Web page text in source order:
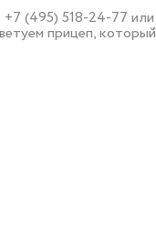
+7 (495) 518-24-77 или
прицеп, который